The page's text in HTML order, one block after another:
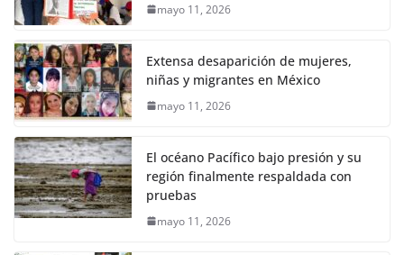
mayo 11, 2026
Extensa desaparición de mujeres,
niñas y migrantes en México
mayo 11, 2026
El océano Pacífico bajo presión y su
región finalmente respaldada con
pruebas
mayo 11, 2026